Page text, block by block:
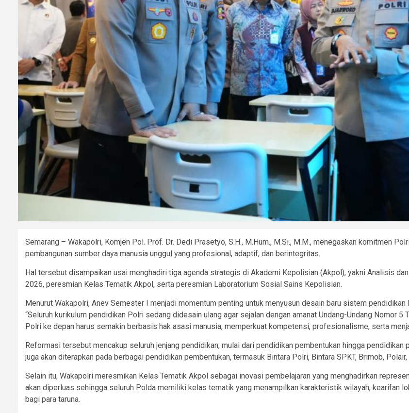
Semarang – Wakapolri, Komjen Pol. Prof. Dr. Dedi Prasetyo, S.H., M.Hum., M.Si., M.M., menegaskan komitmen
pembangunan sumber daya manusia unggul yang profesional, adaptif, dan berintegritas.
Hal tersebut disampaikan usai menghadiri tiga agenda strategis di Akademi Kepolisian (Akpol), yakni Analisis
2026, peresmian Kelas Tematik Akpol, serta peresmian Laboratorium Sosial Sains Kepolisian.
Menurut Wakapolri, Anev Semester I menjadi momentum penting untuk menyusun desain baru sistem
“Seluruh kurikulum pendidikan Polri sedang didesain ulang agar sejalan dengan amanat Undang-Undang Nomor
Polri ke depan harus semakin berbasis hak asasi manusia, memperkuat kompetensi, profesionalisme, serta
Reformasi tersebut mencakup seluruh jenjang pendidikan, mulai dari pendidikan pembentukan hingga pendidikan
juga akan diterapkan pada berbagai pendidikan pembentukan, termasuk Bintara Polri, Bintara SPKT, Brimob,
Selain itu, Wakapolri meresmikan Kelas Tematik Akpol sebagai inovasi pembelajaran yang menghadirkan
akan diperluas sehingga seluruh Polda memiliki kelas tematik yang menampilkan karakteristik wilayah, kearifan
bagi para taruna.